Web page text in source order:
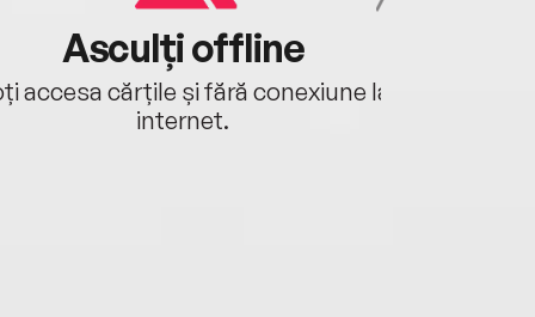
Asculți offline
accesa cărțile și fără conexiune la
internet.